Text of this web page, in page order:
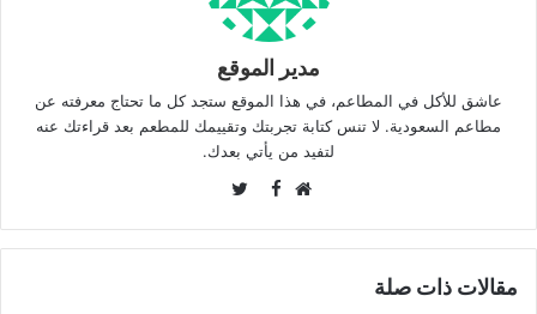
مدير الموقع
عاشق للأكل في المطاعم، في هذا الموقع ستجد كل ما تحتاج معرفته عن
مطاعم السعودية. لا تنس كتابة تجربتك وتقييمك للمطعم بعد قراءتك عنه
لتفيد من يأتي بعدك.
Facebook
مقالات ذات صلة